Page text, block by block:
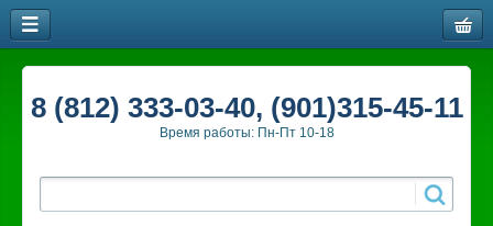
8 (812) 333-03-40, (901)315-45-11
Время работы: Пн-Пт 10-18